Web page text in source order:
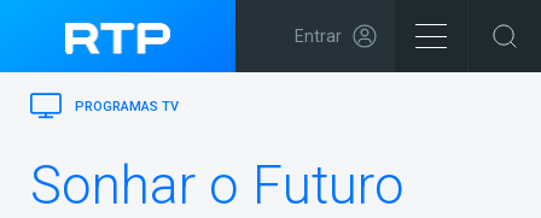
Entrar
PROGRAMAS TV
Sonhar o Futuro